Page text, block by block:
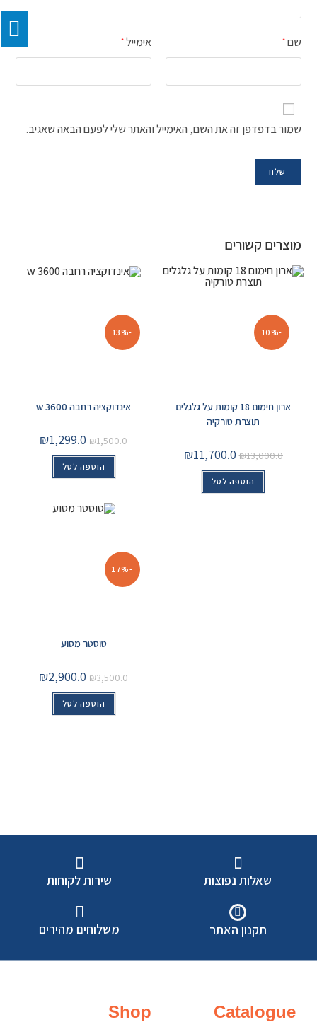
שם* אימייל *
שמור בדפדפן זה את השם, האימייל והאתר שלי לפעם הבאה שאגיב.
מוצרים קשורים
-13%
אינדוקציה רחבה 3600 w
₪1,500.0
₪1,299.0
הוספה לסל
-10%
ארון חימום 18 קומות על גלגלים
תוצרת טורקיה
₪13,000.0
₪11,700.0
הוספה לסל
-17%
טוסטר מסוע
₪3,500.0
₪2,900.0
הוספה לסל
שאלות נפוצות שירות לקוחות
תקנון האתר משלוחים מהירים
Catalogue
Shop